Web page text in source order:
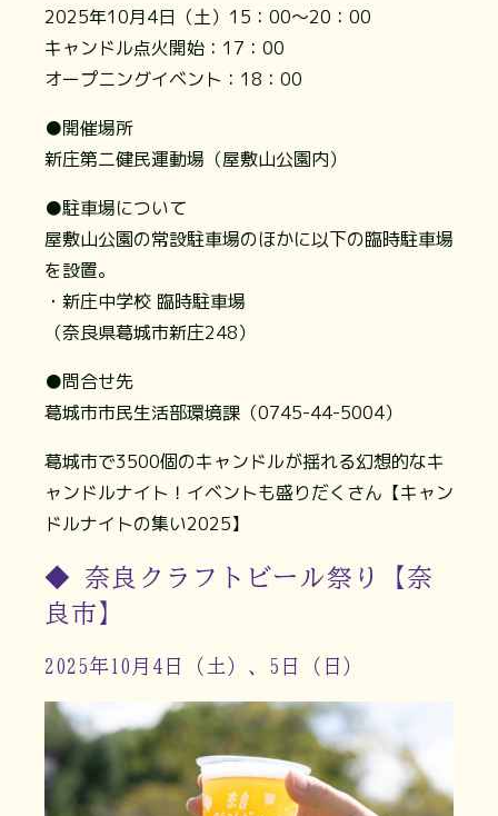
2025年10月4日（土）15：00～20：00
キャンドル点火開始：17：00
オープニングイベント：18：00
●開催場所
新庄第二健民運動場（屋敷山公園内）
●駐車場について
屋敷山公園の常設駐車場のほかに以下の臨時駐車場
を設置。
・新庄中学校 臨時駐車場
（奈良県葛城市新庄248）
●問合せ先
葛城市市民生活部環境課（0745-44-5004）
葛城市で3500個のキャンドルが揺れる幻想的なキ
ャンドルナイト！イベントも盛りだくさん【キャン
ドルナイトの集い2025】
◆ 奈良クラフトビール祭り【奈
良市】
2025年10月4日（土）、5日（日）